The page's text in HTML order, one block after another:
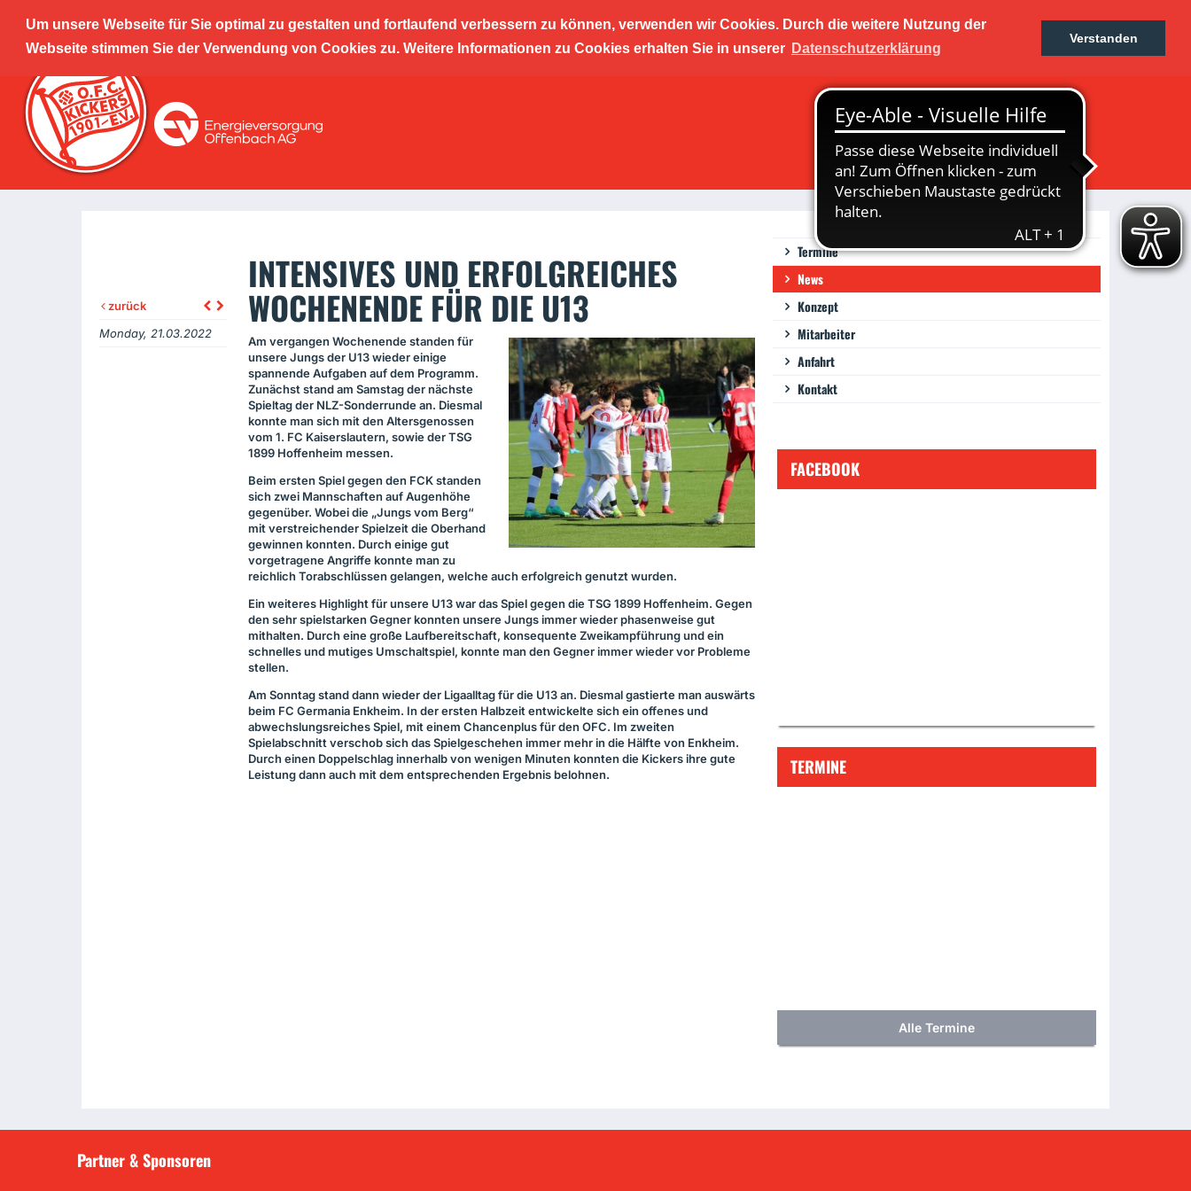
Um unsere Webseite für Sie optimal zu gestalten und fortlaufend verbessern zu können, verwenden wir Cookies. Durch die weitere Nutzung der
Webseite stimmen Sie der Verwendung von Cookies zu. Weitere Informationen zu Cookies erhalten Sie in unserer Datenschutzerklärung
Verstanden
Ticketshop Fanshop
Offenbacher Kickers
Leistungszentrum
INTENSIVES UND ERFOLGREICHES
WOCHENENDE FÜR DIE U13
Am vergangen Wochenende standen für
unsere Jungs der U13 wieder einige
spannende Aufgaben auf dem Programm.
Zunächst stand am Samstag der nächste
Spieltag der NLZ-Sonderrunde an. Diesmal
konnte man sich mit den Altersgenossen
vom 1. FC Kaiserslautern, sowie derTSG
1899 Hoffenheim messen.
Beim ersten Spiel gegen den FCKstanden
sich zwei Mannschaften auf Augenhöhe
gegenüber. Wobei die „Jungs vom Berg“
mit verstreichender Spielzeit die Oberhand
gewinnen konnten. Durch einige gut
vorgetragene Angriffe konnte man zu
reichlich Torabschlüssen gelangen, welche auch erfolgreich genutzt wurden.
Ein weiteres Highlight für unsere U13 war das Spiel gegen dieTSG 1899 Hoffenheim. Gegen
den sehr spielstarken Gegner konnten unsere Jungs immer wieder phasenweise gut
mithalten. Durch eine große Laufbereitschaft, konsequente Zweikampführung und ein
schnelles und mutiges Umschaltspiel, konnte man den Gegner immer wieder vor Probleme
stellen.
Am Sonntag stand dann wieder der Ligaalltag für die U13 an. Diesmal gastierte man auswärts
beim FC Germania Enkheim. In der ersten Halbzeit entwickelte sich ein offenes und
abwechslungsreiches Spiel, mit einem Chancenplus für den OFC. Im zweiten
Spielabschnitt verschob sich das Spielgeschehen immer mehr in die Hälfte von Enkheim.
Durch einen Doppelschlag innerhalb von wenigen Minuten konnten die Kickers ihre gute
Leistung dann auch mit dem entsprechenden Ergebnis belohnen.
zurück
Monday, 21.03.2022
Termine
News
Konzept
Mitarbeiter
Anfahrt
Kontakt
FACEBOOK
TERMINE
Alle Termine
Partner & Sponsoren